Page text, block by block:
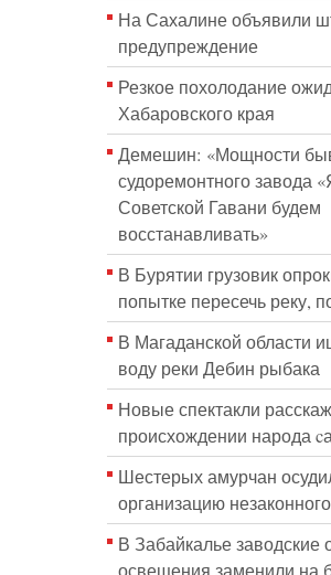
На Сахалине объявили
предупреждение
Резкое похолодание
Хабаровского края
Демешин: «Мощности
судоремонтного завода
Советской Гавани будем
восстанавливать»
В Бурятии грузовик
попытке пересечь реку,
В Магаданской области
воду реки Дебин рыбака
Новые спектакли
происхождении народа
Шестерых амурчан
организацию
В Забайкалье заводские